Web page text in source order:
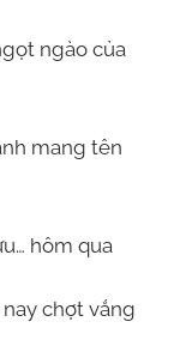
ngào của
mang tên
hôm qua
chợt vắng